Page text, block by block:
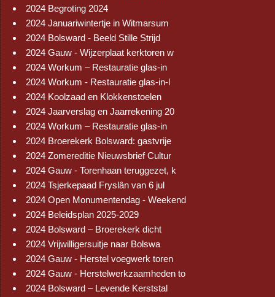
2024 Begroting 2024
2024 Januariwintertje in Witmarsum
2024 Bolsward - Beeld Stille Strijd
2024 Gauw - Wijzerplaat kerktoren w
2024 Workum – Restauratie glas-in
2024 Workum - Restauratie glas-in-l
2024 Koolzaad en Klokkenstoelen
2024 Jaarverslag en Jaarrekening 20
2024 Workum – Restauratie glas-in
2024 Broerekerk Bolsward: gastvrije
2024 Zomereditie Nieuwsbrief Cultur
2024 Gauw - Torenhaan teruggezet, k
2024 Tsjerkepaad Fryslân van 6 jul
2024 Open Monumentendag - Weekend
2024 Beleidsplan 2025-2029
2024 Bolsward – Broerekerk dicht
2024 Vrijwilligersuitje naar Bolswa
2024 Gauw - Herstel voegwerk toren
2024 Gauw - Herstelwerkzaamheden to
2024 Bolsward – Levende Kerststal